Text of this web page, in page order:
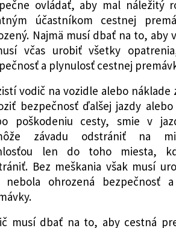
ovládať, aby mal náležitý
účastníkom cestnej
Najmä musí dbať na to, aby
včas urobiť všetky
a plynulosť cestnej
vodič na vozidle alebo náklade
bezpečnosť ďalšej jazdy
poškodeniu cesty, smie v
závadu odstrániť na
len do toho miesta,
Bez meškania však musí
nebola ohrozená bezpečnosť
musí dbať na to, aby cestná